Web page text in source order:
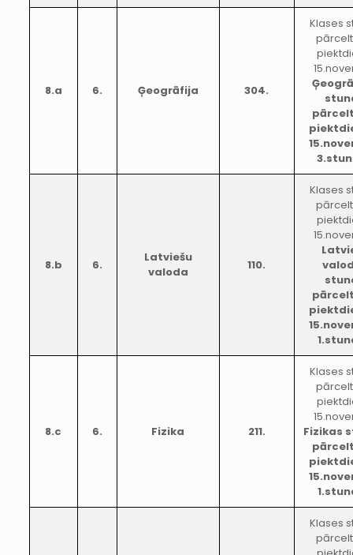
8.a 6. Ģeogrāfija 304.
Klases
8.b 6.
Latviešu
valoda
110.
Klases
8.c 6. Fizika 211.
Klases
Fizikas
Klases